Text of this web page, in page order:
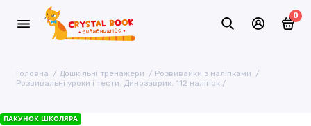
0
Головна Дошкільні тренажери
Розвивайки з наліпками
Розвивальні уроки і тести. Динозаврик. 112 наліпок
ПАКУНОК ШКОЛЯРА